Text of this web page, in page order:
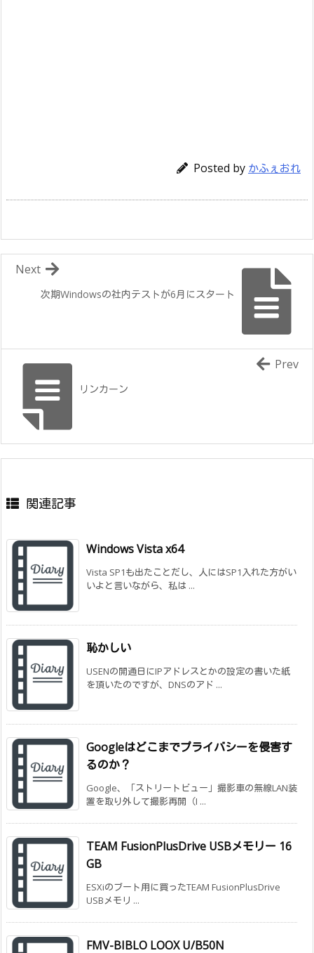
Posted by かふぇおれ
次期Windowsの社内テストが6月にスタート
Next
リンカーン
Prev
関連記事
Windows Vista x64
Vista SP1も出たことだし、人にはSP1入れた方がい
いよと言いながら、私は ...
恥かしい
USENの開通日にIPアドレスとかの設定の書いた紙
を頂いたのですが、DNSのアド ...
Googleはどこまでプライバシーを侵害す
るのか？
Google、「ストリートビュー」撮影車の無線LAN装
置を取り外して撮影再開（I ...
TEAM FusionPlusDrive USBメモリー 16
GB
ESXiのブート用に買ったTEAM FusionPlusDrive
USBメモリ ...
FMV-BIBLO LOOX U/B50N